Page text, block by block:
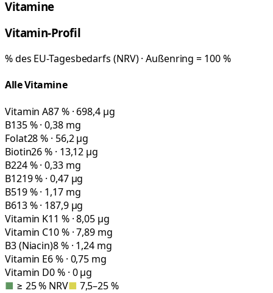
Vitamine
Vitamin-Profil
% des EU-Tagesbedarfs (NRV) · Außenring = 100 %
Alle Vitamine
Vitamin A87 % · 698,4 µg
B135 % · 0,38 mg
Folat28 % · 56,2 µg
Biotin26 % · 13,12 µg
B224 % · 0,33 mg
B1219 % · 0,47 µg
B519 % · 1,17 mg
B613 % · 187,9 µg
Vitamin K11 % · 8,05 µg
Vitamin C10 % · 7,89 mg
B3 (Niacin)8 % · 1,24 mg
Vitamin E6 % · 0,75 mg
Vitamin D0 % · 0 µg
■ ≥ 25 % NRV■ 7,5–25 %